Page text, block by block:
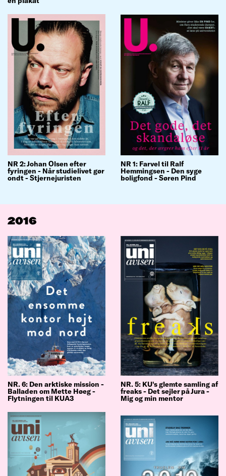
NR 2: Johan Olsen efter
fyringen - Når studielivet gør
ondt - Stjernejuristen
NR 1: Farvel til Ralf
Hemmingsen - Den syge
boligfond - Søren Pind
2016
NR. 6: Den arktiske mission -
Balladen om Mette Høeg -
Flytningen til KUA3
NR. 5: KU's glemte samling af
freaks - Det sejler på Jura -
Mig og min mentor